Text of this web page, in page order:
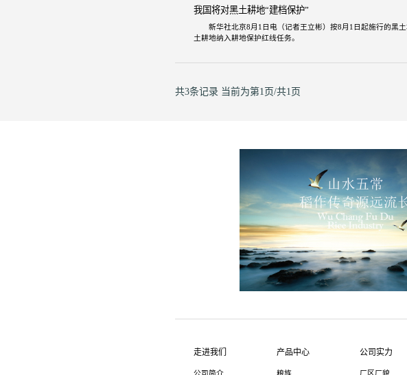
我国将对黑土耕地“建档保护”
新华社北京8月1日电（记者王立彬）按8月1日起施行的黑
土耕地纳入耕地保护红线任务。
共3条记录 当前为第1页/共1页
走进我们
公司简介
产品中心
粮族
公司实力
厂区厂貌